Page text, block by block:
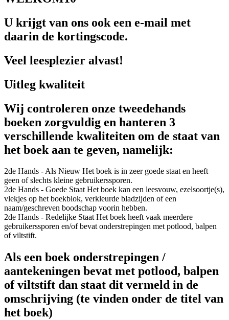
U krijgt van ons ook een e-mail met
daarin de kortingscode.
Veel leesplezier alvast!
Uitleg kwaliteit
Wij controleren onze tweedehands
boeken zorgvuldig en hanteren 3
verschillende kwaliteiten om de staat van
het boek aan te geven, namelijk:
2de Hands - Als Nieuw Het boek is in zeer goede staat en heeft
geen of slechts kleine gebruikerssporen.
2de Hands - Goede Staat Het boek kan een leesvouw, ezelsoortje(s),
vlekjes op het boekblok, verkleurde bladzijden of een
naam/geschreven boodschap voorin hebben.
2de Hands - Redelijke Staat Het boek heeft vaak meerdere
gebruikerssporen en/of bevat onderstrepingen met potlood, balpen
of viltstift.
Als een boek onderstrepingen /
aantekeningen bevat met potlood, balpen
of viltstift dan staat dit vermeld in de
omschrijving (te vinden onder de titel van
het boek)